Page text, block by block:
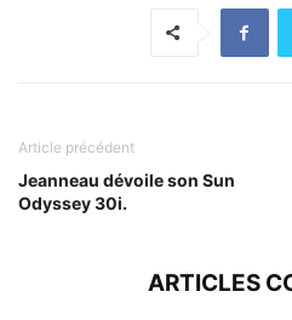
Article précédent
Jeanneau dévoile son Sun
Odyssey 30i.
ARTICLES